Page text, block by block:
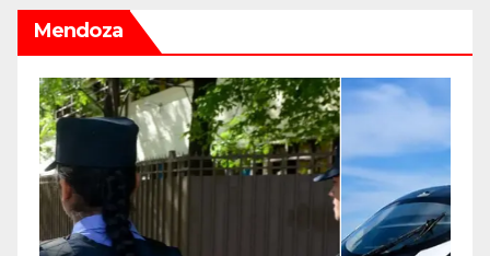
Mendoza